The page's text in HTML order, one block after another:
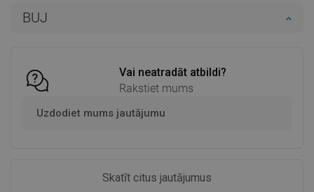
BUJ
Vai neatradāt atbildi?
Rakstiet mums
Uzdodiet mums jautājumu
Skatīt citus jautājumus